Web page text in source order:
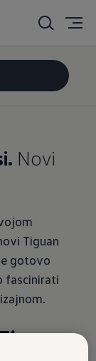
Novi
Tiguan
gotovo
fascinirati